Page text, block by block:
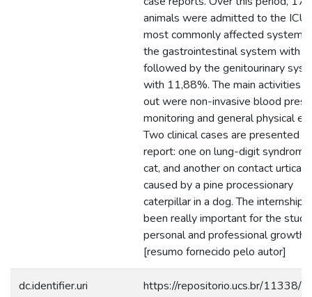
animals were admitted to the ICU.
most commonly affected
the gastrointestinal system with
followed by the genitourinary
with 11,88%. The main activities
out were non-invasive blood
monitoring and general physical
Two clinical cases are presented
report: one on lung-digit syndrome
cat, and another on contact urticaria
caused by a pine processionary
caterpillar in a dog. The internship
been really important for the
personal and professional growth.
[resumo fornecido pelo autor]
dc.identifier.uri https://repositorio.ucs.br/11338/